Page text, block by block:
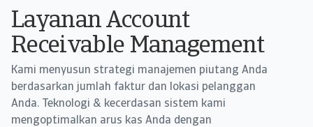
Layanan Account
Receivable Management
Kami menyusun strategi manajemen piutang Anda
berdasarkan jumlah faktur dan lokasi pelanggan
Anda. Teknologi & kecerdasan sistem kami
mengoptimalkan arus kas Anda dengan